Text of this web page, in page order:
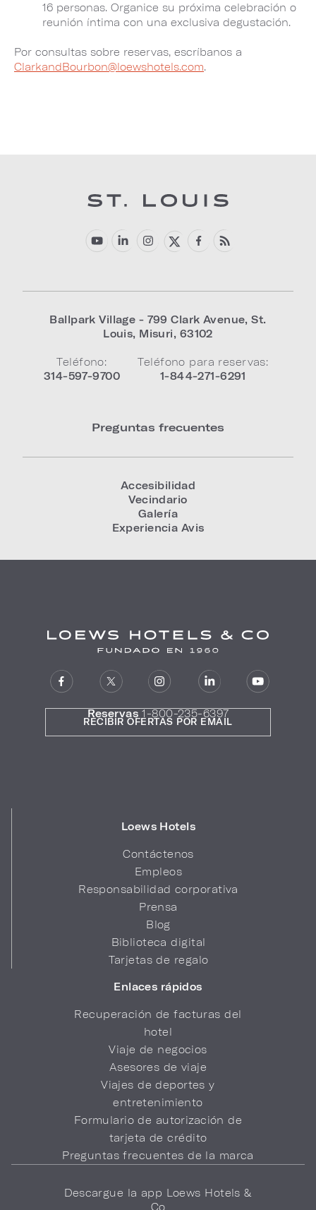
16 personas. Organice su próxima celebración o
reunión íntima con una exclusiva degustación.
Por consultas sobre reservas, escríbanos a
ClarkandBourbon@loewshotels.com.
Ballpark Village - 799 Clark Avenue,St.
Louis, Misuri, 63102
Teléfono:
314-597-9700
Teléfono para reservas:
1-844-271-6291
Preguntas frecuentes
Accesibilidad
Vecindario
Galería
Experiencia Avis
Reservas 1-800-235-6397
Loews Hotels
Contáctenos
Empleos
Responsabilidad corporativa
Prensa
Blog
Biblioteca digital
Tarjetas de regalo
Enlaces rápidos
Recuperación de facturas del
hotel
Viaje de negocios
Asesores de viaje
Viajes de deportes y
entretenimiento
Formulario de autorización de
tarjeta de crédito
Preguntas frecuentes de la marca
RECIBIR OFERTAS POR EMAIL
Descargue la app Loews Hotels &
Co